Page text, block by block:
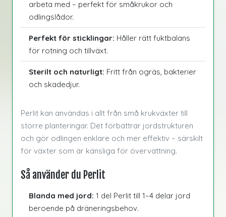
arbeta med – perfekt för småkrukor och
odlingslådor.
Perfekt för sticklingar: Håller rätt fuktbalans
för rotning och tillväxt.
Sterilt och naturligt: Fritt från ogräs, bakterier
och skadedjur.
Perlit kan användas i allt från små krukväxter till
större planteringar. Det förbättrar jordstrukturen
och gör odlingen enklare och mer effektiv – särskilt
för växter som är känsliga för övervattning.
Så använder du Perlit
Blanda med jord: 1 del Perlit till 1–4 delar jord
beroende på dräneringsbehov.